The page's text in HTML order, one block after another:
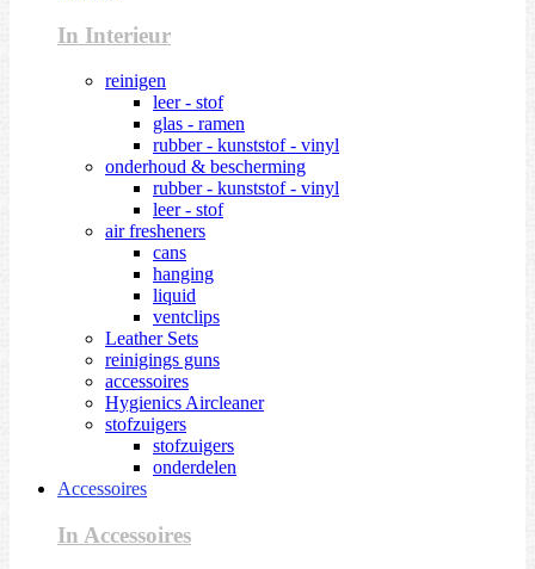
In Interieur
reinigen
leer - stof
glas - ramen
rubber - kunststof - vinyl
onderhoud & bescherming
rubber - kunststof - vinyl
leer - stof
air fresheners
cans
hanging
liquid
ventclips
Leather Sets
reinigings guns
accessoires
Hygienics Aircleaner
stofzuigers
stofzuigers
onderdelen
Accessoires
In Accessoires